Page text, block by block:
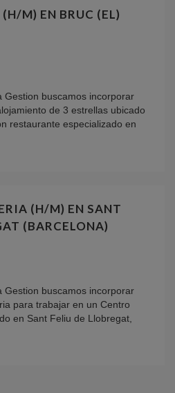
M) EN BRUC (EL)
Gestion buscamos incorporar
de 3 estrellas ubicado
restaurante especializado en
(H/M) EN SANT
(BARCELONA)
Gestion buscamos incorporar
para trabajar en un Centro
en Sant Feliu de Llobregat,